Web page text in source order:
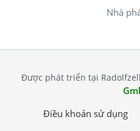
Nhà
Được phát triển tại
Điều khoản sử dụng